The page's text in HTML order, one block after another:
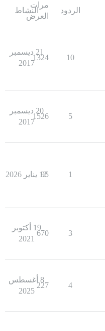
الردود
مرات
العرض
النشاط
10
1324
21 ديسمبر
2017
5
1526
20 ديسمبر
2017
1
95
12 يناير 2026
3
670
19 أكتوبر
2021
4
227
8 أغسطس
2025